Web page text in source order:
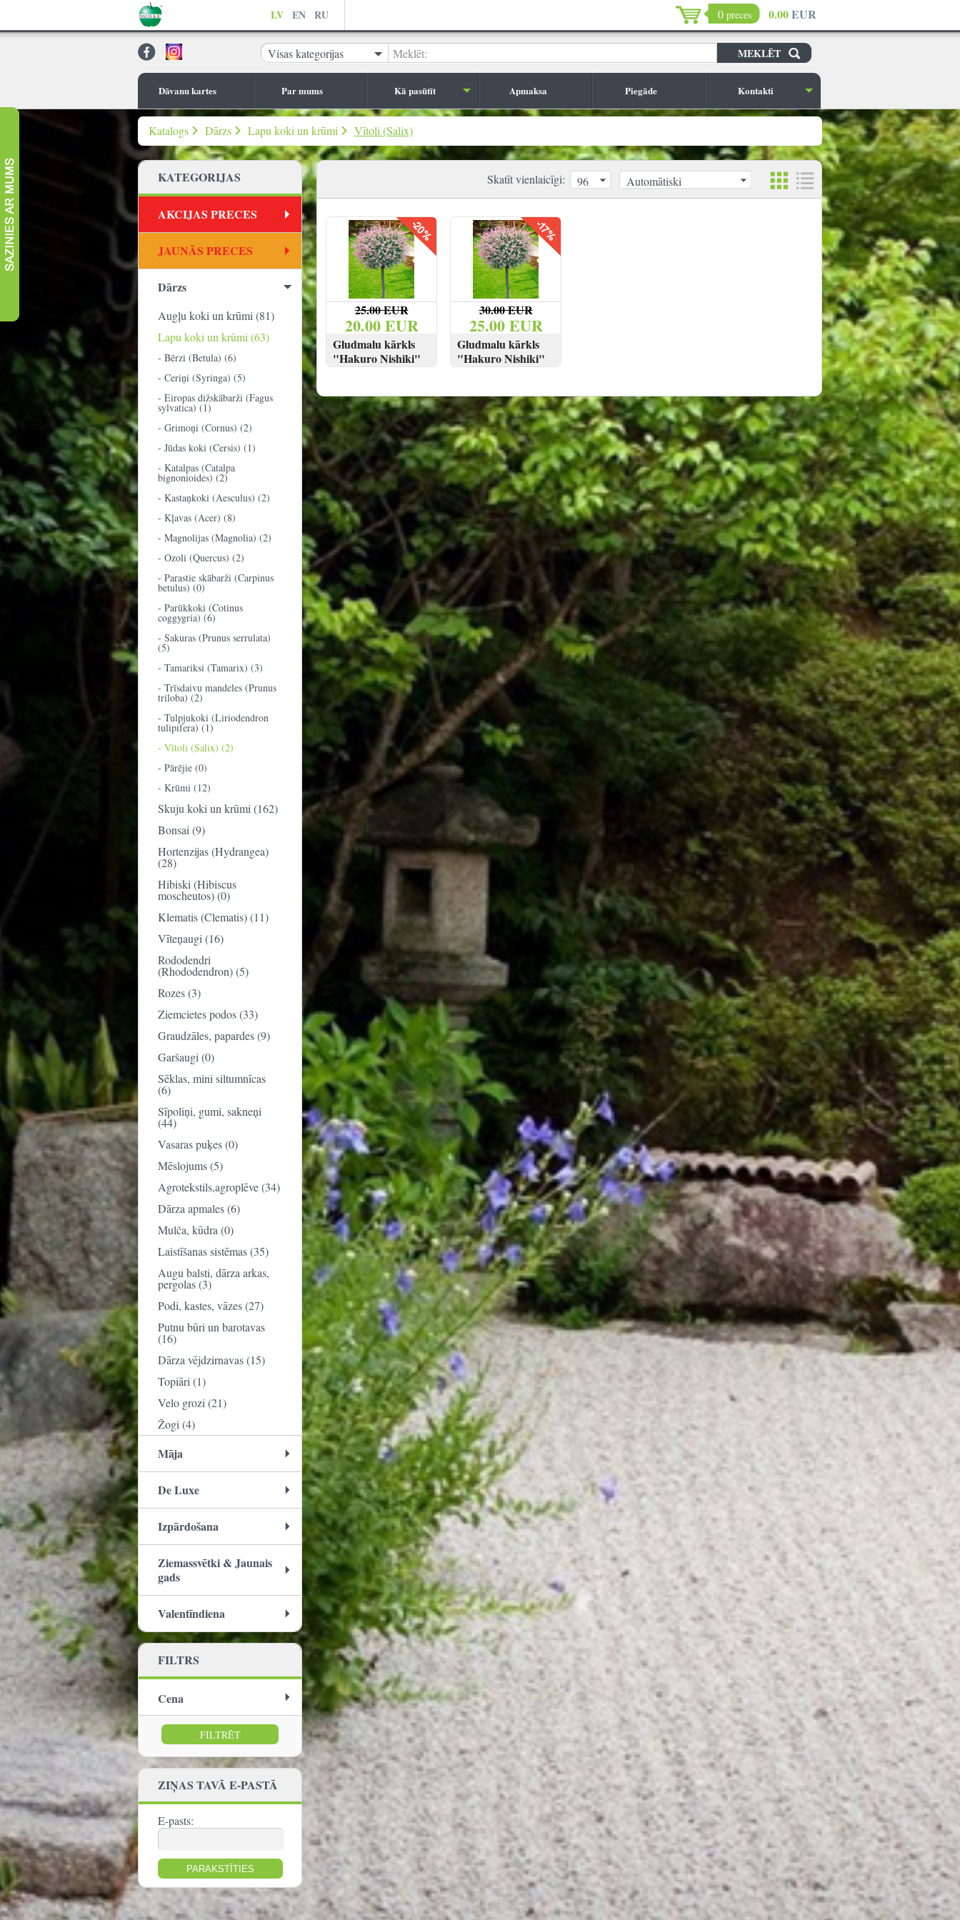
LV EN RU 0 preces 0.00EUR
Visas kategorijas Meklēt:
Dāvanu kartes Par mums Kā pasūtīt Apmaksa Piegāde Kontakti
Katalogs Dārzs Lapu koki un krūmi Vītoli (Salix)
KATEGORIJAS
AKCIJAS PRECES
JAUNĀS PRECES
Dārzs
Augļu koki un krūmi (81)
Lapu koki un krūmi (63)
- Bērzi (Betula) (6)
- Ceriņi (Syringa) (5)
- Eiropas dižskābarži (Fagus
sylvatica) (1)
- Grimoņi (Cornus) (2)
- Jūdas koki (Cersis) (1)
- Katalpas (Catalpa
bignonioides) (2)
- Kastaņkoki (Aesculus) (2)
- Kļavas (Acer) (8)
- Magnolijas (Magnolia) (2)
- Ozoli (Quercus) (2)
- Parastie skābarži (Carpinus
betulus) (0)
- Parūkkoki (Cotinus
coggygria) (6)
- Sakuras (Prunus serrulata)
(5)
- Tamariksi (Tamarix) (3)
- Trīsdaivu mandeles (Prunus
triloba) (2)
- Tulpjukoki (Liriodendron
tulipifera) (1)
- Vītoli (Salix) (2)
- Pārējie (0)
- Krūmi (12)
Skuju koki un krūmi (162)
Bonsai (9)
Hortenzijas (Hydrangea)
(28)
Hibiski (Hibiscus
moscheutos) (0)
Klematis (Clematis) (11)
Vīteņaugi (16)
Rododendri
(Rhododendron) (5)
Rozes (3)
Ziemcietes podos (33)
Graudzāles, papardes (9)
Garšaugi (0)
Sēklas, mini siltumnīcas
(6)
Sīpoliņi, gumi, sakneņi
(44)
Vasaras puķes (0)
Mēslojums (5)
Agrotekstils,agroplēve (34)
Dārza apmales (6)
Mulča, kūdra (0)
Laistīšanas sistēmas (35)
Augu balsti, dārza arkas,
pergolas (3)
Podi, kastes, vāzes (27)
Putnu būri un barotavas
(16)
Dārza vējdzirnavas (15)
Topiāri (1)
Velo grozi (21)
Žogi (4)
Māja
De Luxe
Izpārdošana
Ziemassvētki & Jaunais
gads
Valentīndiena
FILTRS
Cena
no: līdz:
ZIŅAS TAVĀ E-PASTĀ
E-pasts:
Skatīt vienlaicīgi: 96 Automātiski
25.00 EUR
20.00 EUR
Gludmalu kārkls
"Hakuro Nishiki"
Pa 100-110 cm
30.00 EUR
25.00 EUR
Gludmalu kārkls
"Hakuro Nishiki"
Pa 130 cm